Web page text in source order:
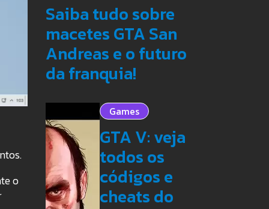
o
Saiba tudo sobre
macetes GTA San
Andreas e o futuro
da franquia!
Games
GTA V: veja
todos os
códigos e
cheats do